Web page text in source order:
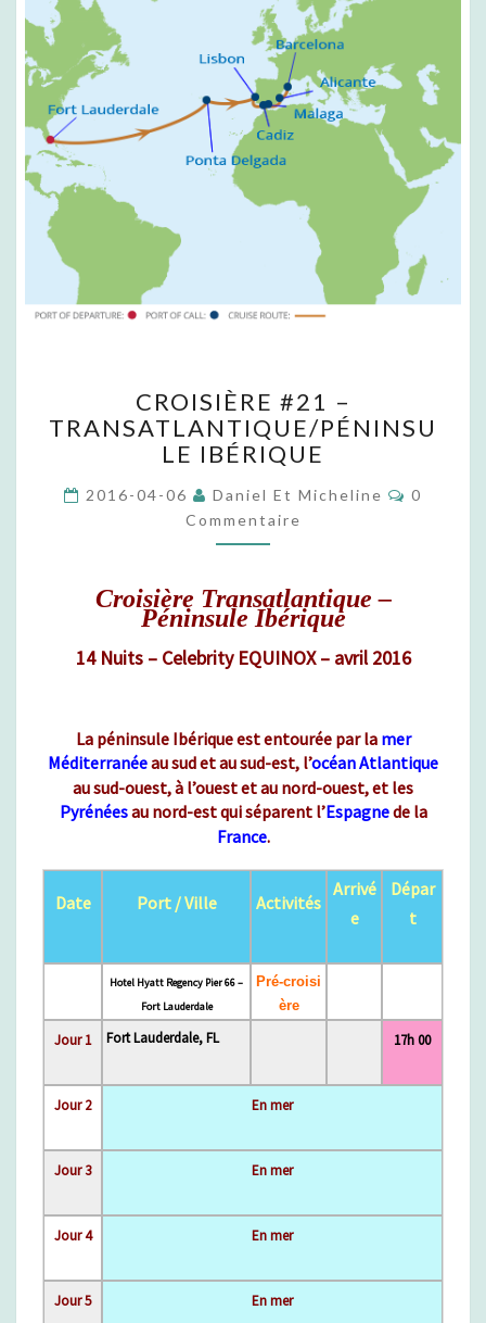
R
O
I
I
È
R
#
2
–
A
N
S
A
T
N
Q
E
É
N
U
L
I
B
CROISIÈRE #21 –
TRANSATLANTIQUE/PÉNINSU
LE IBÉRIQUE
2016-04-06 Daniel Et Micheline
C
O
E
S
0
Commentaire
Croisière Transatlantique –
Péninsule Ibérique
14 Nuits – Celebrity EQUINOX – avril 2016
La péninsule Ibérique est entourée par la mer
Méditerranéeau sud et au sud-est, l’océan Atlantique
au sud-ouest, à l’ouest et au nord-ouest, et les
Pyrénéesau nord-est qui séparent l’Espagnede la
France.
Date Port / Ville Activités
Arrivé
e
Dépar
t
Hotel Hyatt Regency Pier 66 –
Fort Lauderdale
Pré-croisi
ère
Jour 1 Fort Lauderdale, FL 17h 00
Jour 2 En mer
Jour 3 En mer
Jour 4 En mer
Jour 5 En mer